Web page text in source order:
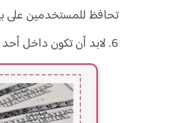
تحافظ للمستخدمين على
لابد أن تكون داخل أحد